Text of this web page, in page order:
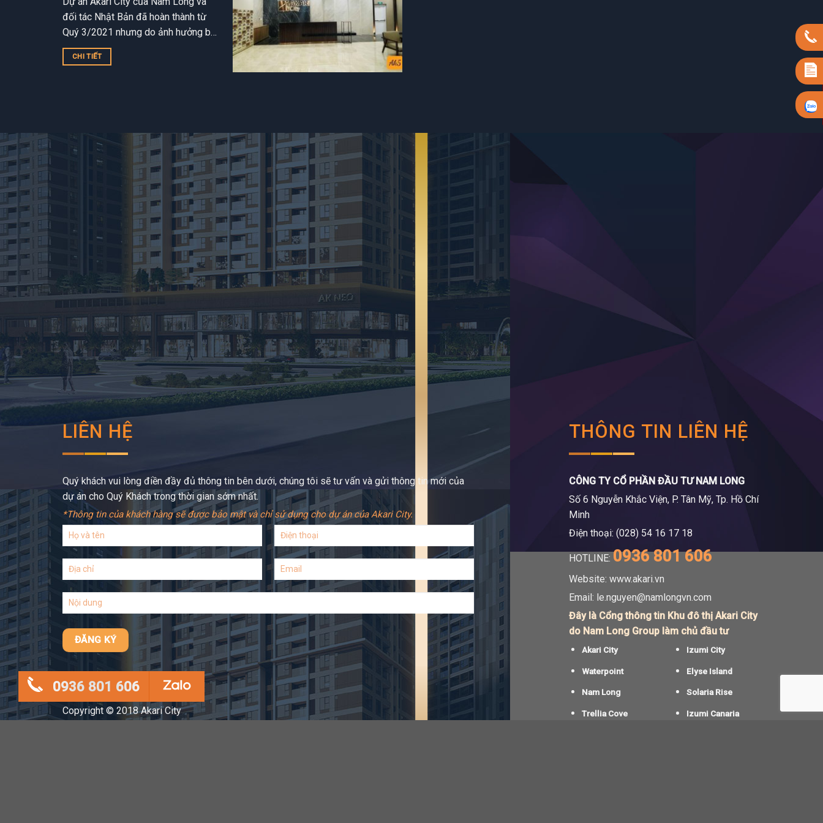
đối tác Nhật Bản đã hoàn thành từ
Quý 3/2021 nhưng do ảnh hưởng bởi
Covid 19 (phải giãn cách toàn Sài...
CHI TIẾT
THÔNG TIN LIÊN HỆ
CÔNG TY CỔ PHẦN ĐẦU TƯ NAM LONG
Số 6 Nguyễn Khắc Viện, P. Tân Mỹ, Tp. Hồ Chí
Minh
Điện thoại: (028) 54 16 17 18
HOTLINE: 0936 801 606
Website: www.akari.vn
Email: le.nguyen@namlongvn.com
Đây là Cổng thông tin Khu đô thị Akari City
do Nam Long Group làm chủ đầu tư
Akari City
Waterpoint
Nam Long
Trellia Cove
Izumi City
Elyse Island
Solaria Rise
Izumi Canaria
LIÊN HỆ
Quý khách vui lòng điền đầy đủ thông tin bên dưới, chúng tôi sẽ tư vấn và gửi thông tin mới của
dự án cho Quý Khách trong thời gian sớm nhất.
*Thông tin của khách hàng sẽ được bảo mật và chỉ sử dụng cho dự án của Akari City.
Copyright © 2018 Akari City
0936 801 606